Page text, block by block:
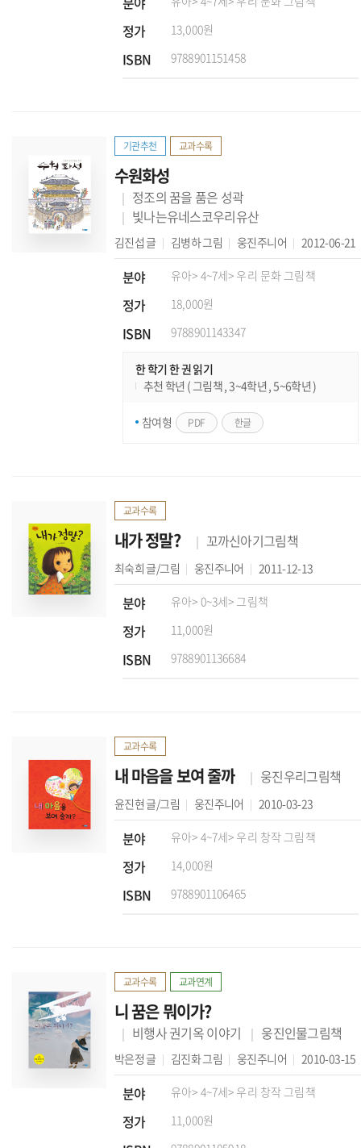
정가 13,000원
ISBN 9788901151458
기관추천 교과수록
수원화성
정조의 꿈을 품은 성곽
빛나는유네스코우리유산
김진섭 글 김병하그림 웅진주니어 2012-06-21
분야 유아> 4~7세> 우리 문화 그림책
정가 18,000원
ISBN 9788901143347
한 학기 한 권 읽기
추천 학년 ( 그림책 , 3~4학년 , 5~6학년 )
참여형 PDF 한글
교과수록
내가 정말? 꼬까신아기그림책
최숙희 글/그림 웅진주니어 2011-12-13
분야 유아> 0~3세> 그림책
정가 11,000원
ISBN 9788901136684
교과수록
내 마음을 보여 줄까 웅진우리그림책
윤진현 글/그림 웅진주니어 2010-03-23
분야 유아> 4~7세> 우리 창작 그림책
정가 14,000원
ISBN 9788901106465
교과수록 교과연계
니 꿈은 뭐이가?
비행사 권기옥 이야기 웅진인물그림책
박은정 글 김진화그림 웅진주니어 2010-03-15
분야 유아> 4~7세> 우리 창작 그림책
정가 11,000원